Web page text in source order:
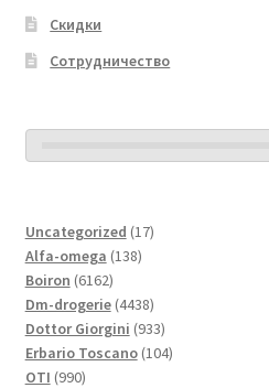
Скидки
Сотрудничество
Uncategorized 1717
Alfa-omega 138138
Boiron 61626162
товара
Dm-drogerie 44384438
товаров
Dottor Giorgini 933933
товара
Erbario Toscano 104104
OTI 990990